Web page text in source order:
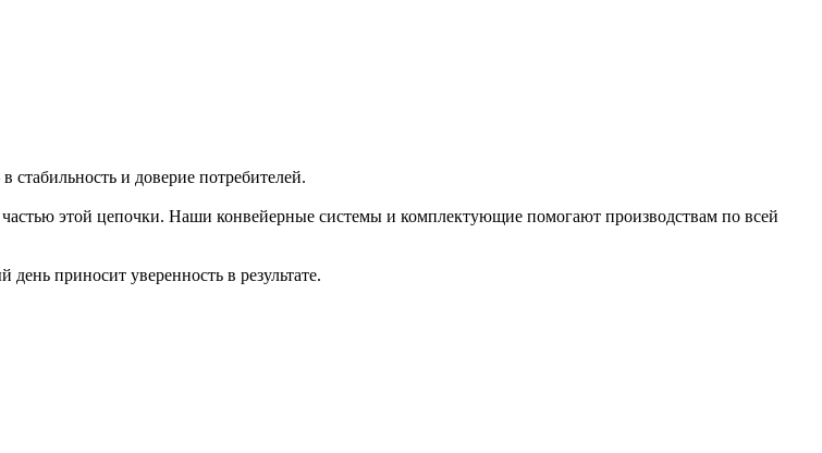
и доверие потребителей.
этой цепочки. Наши конвейерные системы и комплектующие помогают производствам по всей
приносит уверенность в результате.